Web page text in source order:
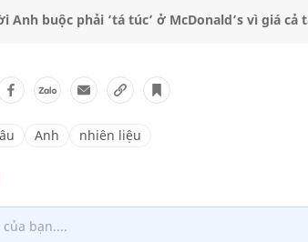
Anh buộc phải ‘tá túc’ ở McDonald’s vì giá cả
Anh nhiên liệu